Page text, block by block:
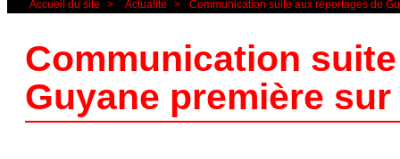
Accueil du site > Actualité > Communication suite aux reportages de
Communication
Guyane première